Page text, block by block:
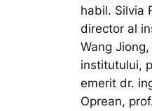
habil. Silvia
director al
Wang
institutului,
emerit dr.
Oprean,